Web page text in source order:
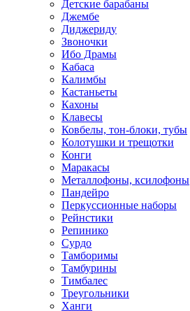
Детские барабаны
Джембе
Диджериду
Звоночки
Ибо Драмы
Кабаса
Калимбы
Кастаньеты
Кахоны
Клавесы
Ковбелы, тон-блоки, тубы
Колотушки и трещотки
Конги
Маракасы
Металлофоны, ксилофоны
Пандейро
Перкуссионные наборы
Рейнстики
Репинико
Сурдо
Тамборимы
Тамбурины
Тимбалес
Треугольники
Ханги